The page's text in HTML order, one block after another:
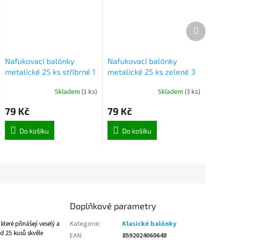
Nafukovací balónky
metalické 25 ks stříbrné 1
Skladem(1 ks)
79 Kč
Do košíku
Nafukovací balónky
metalické 25 ks zelené 3
Skladem (3 ks)
79 Kč
Do košíku
Další
produkt
přinášejí veselý a
25 kusů skvěle
Doplňkové parametry
Kategorie:
Klasické balónky
EAN:
8592024060648